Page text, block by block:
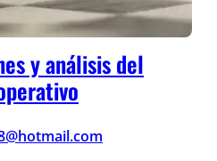
y análisis del